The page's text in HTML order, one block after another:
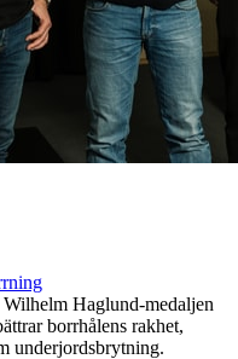
Haglund-medaljen
borrhålens rakhet,
underjordsbrytning.